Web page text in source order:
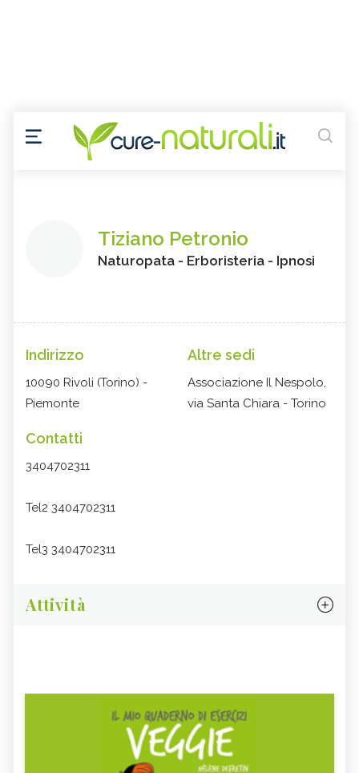
Tiziano Petronio
Naturopata - Erboristeria - Ipnosi
Indirizzo
10090 Rivoli (Torino) -
Piemonte
Altre sedi
Associazione Il Nespolo,
via Santa Chiara - Torino
Contatti
3404702311
Tel2 3404702311
Tel3 3404702311
Attività